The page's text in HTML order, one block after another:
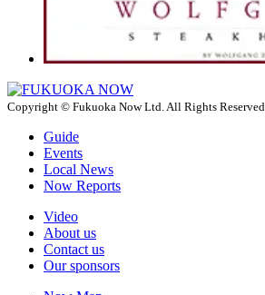
Copyright © Fukuoka Now Ltd. All Rights Reserved.
Guide
Events
Local News
Now Reports
Video
About us
Contact us
Our sponsors